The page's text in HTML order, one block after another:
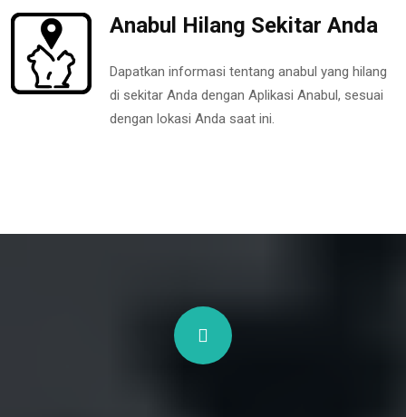
Anabul Hilang Sekitar Anda
Dapatkan informasi tentang anabul yang hilang
di sekitar Anda dengan Aplikasi Anabul, sesuai
dengan lokasi Anda saat ini.